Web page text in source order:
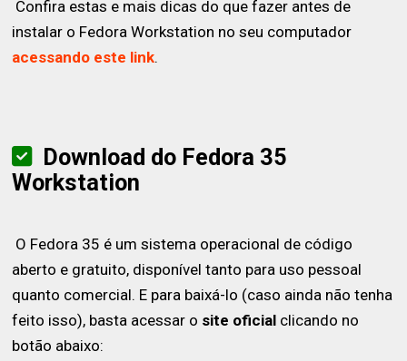
Confira estas e mais dicas do que fazer antes de
instalar o Fedora Workstation no seu computador
acessando este link.
Download do Fedora 35
Workstation
O Fedora 35 é um sistema operacional de código
aberto e gratuito, disponível tanto para uso pessoal
quanto comercial. E para baixá-lo (caso ainda não tenha
feito isso), basta acessar o site oficial clicando no
botão abaixo: